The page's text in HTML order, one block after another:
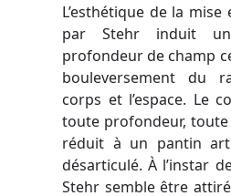
L’esthétique de la
par Stehr induit
profondeur de champ
bouleversement du
corps et l’espace. Le
toute profondeur,
réduit à un pantin
désarticulé. À l’instar
Stehr semble être